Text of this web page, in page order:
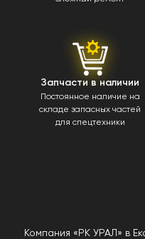
Запчасти в наличии
Постоянное наличие на
складе запасных частей
для спецтехники
Компания «РК УРАЛ» в